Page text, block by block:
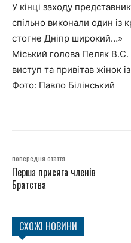
У кінці заходу
спільно виконали один із
стогне Дніпр широкий…»
Міський голова Пеляк
виступ та привітав жінок
Фото: Павло Білінський
попередня стаття
Перша присяга членів
Братства
СХОЖІ НОВИНИ